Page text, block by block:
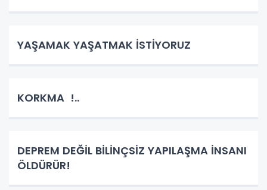
YAŞAMAK YAŞATMAK İSTİYORUZ
KORKMA !..
DEPREM DEĞİL BİLİNÇSİZ YAPILAŞMA İNSANI
ÖLDÜRÜR!